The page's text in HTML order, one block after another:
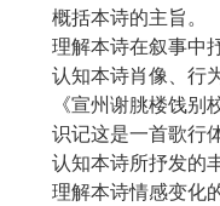
概括本诗的主旨。
理解本诗在叙事中抒
认知本诗肖像、行为
《宣州谢朓楼饯别校
识记这是一首歌行体
认知本诗所抒发的丰
理解本诗情感变化的